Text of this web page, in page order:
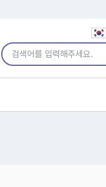
통합검색어 입력